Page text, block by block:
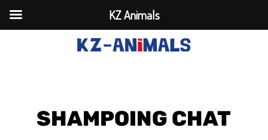
SHAMPOING CHAT
KZ Animals